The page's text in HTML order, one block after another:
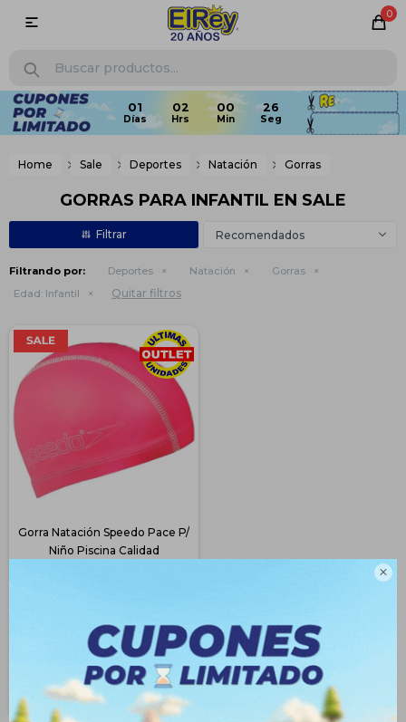

0

Home Sale Deportes Natación Gorras
GORRAS PARA INFANTIL EN SALE
Recomendados
Filtrando por: Deportes Natación
Gorras
Edad: Infantil Quitar filtros
Gorra Natación Speedo Pace P/
Niño Piscina Calidad
$ 654
$ 695
$ 736
Disponible Envío